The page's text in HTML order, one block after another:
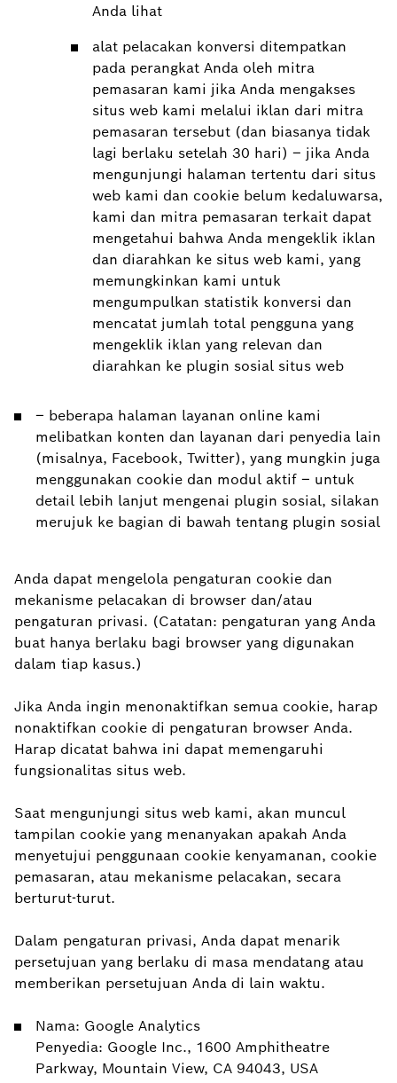
Anda lihat
alat pelacakan konversi ditempatkan
pada perangkat Anda oleh mitra
pemasaran kami jika Anda mengakses
situs web kami melalui iklan dari mitra
pemasaran tersebut (dan biasanya tidak
lagi berlaku setelah 30 hari) – jika Anda
mengunjungi halaman tertentu dari situs
web kami dan cookie belum kedaluwarsa,
kami dan mitra pemasaran terkait dapat
mengetahui bahwa Anda mengeklik iklan
dan diarahkan ke situs web kami, yang
memungkinkan kami untuk
mengumpulkan statistik konversi dan
mencatat jumlah total pengguna yang
mengeklik iklan yang relevan dan
diarahkan ke plugin sosial situs web
– beberapa halaman layanan online kami
melibatkan konten dan layanan dari penyedia lain
(misalnya, Facebook, Twitter), yang mungkin juga
menggunakan cookie dan modul aktif – untuk
detail lebih lanjut mengenai plugin sosial, silakan
merujuk ke bagian di bawah tentang plugin sosial
Anda dapat mengelola pengaturan cookie dan
mekanisme pelacakan di browser dan/atau
pengaturan privasi. (Catatan: pengaturan yang Anda
buat hanya berlaku bagi browser yang digunakan
dalam tiap kasus.)
Jika Anda ingin menonaktifkan semua cookie, harap
nonaktifkan cookie di pengaturan browser Anda.
Harap dicatat bahwa ini dapat memengaruhi
fungsionalitas situs web.
Saat mengunjungi situs web kami, akan muncul
tampilan cookie yang menanyakan apakah Anda
menyetujui penggunaan cookie kenyamanan, cookie
pemasaran, atau mekanisme pelacakan, secara
berturut-turut.
Dalam pengaturan privasi, Anda dapat menarik
persetujuan yang berlaku di masa mendatang atau
memberikan persetujuan Anda di lain waktu.
Nama: Google Analytics
Penyedia: Google Inc., 1600 Amphitheatre
Parkway, Mountain View, CA 94043, USA